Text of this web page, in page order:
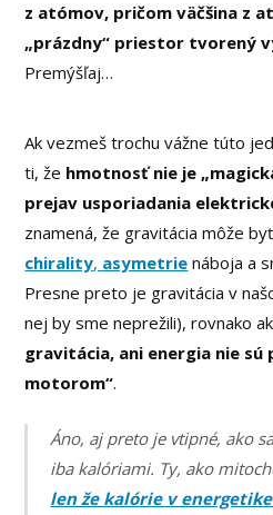
z atómov, pričom väčšina z
„prázdny“ priestor tvorený
Premýšľaj…
Ak vezmeš trochu vážne túto
ti, že hmotnosť nie je
prejav usporiadania
znamená, že gravitácia môže
chirality, asymetrie náboja a
Presne preto je gravitácia v
nej by sme neprežili), rovnako
gravitácia, ani energia nie sú
motorom“.
Áno, aj preto je vtipné, ako
iba kalóriami. Ty, ako
len že kalórie v